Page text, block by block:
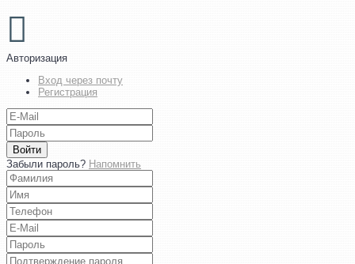
Авторизация
Вход через почту
Регистрация
Войти
Забыли пароль? Напомнить